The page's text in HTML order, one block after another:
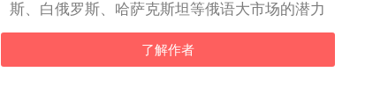
斯、白俄罗斯、哈萨克斯坦等俄语大市场的潜力
了解作者